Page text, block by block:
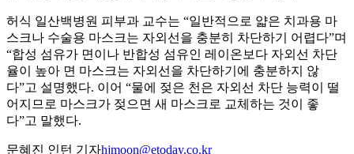
허식 일산백병원 피부과 교수는 “일반적으로 얇은 치과용 마
스크나 수술용 마스크는 자외선을 충분히 차단하기 어렵다”며
“합성 섬유가 면이나 반합성 섬유인 레이온보다 자외선 차단
율이 높아 면 마스크는 자외선을 차단하기에 충분하지 않
다”고 설명했다. 이어 “물에 젖은 천은 자외선 차단 능력이 떨
어지므로 마스크가 젖으면 새 마스크로 교체하는 것이 좋
다”고 말했다.
문혜진 인턴 기자hjmoon@etoday.co.kr